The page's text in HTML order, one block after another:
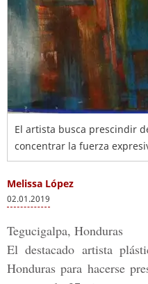
El artista busca prescindir
concentrar la fuerza
Melissa López
02.01.2019
Tegucigalpa, Honduras
El destacado artista
Honduras para hacerse